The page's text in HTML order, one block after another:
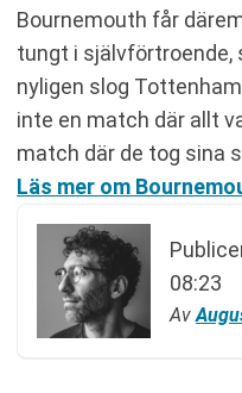
Bournemouth får
tungt i
nyligen slog
inte en match där allt
match där de tog sina
Läs mer om
08:23
Av